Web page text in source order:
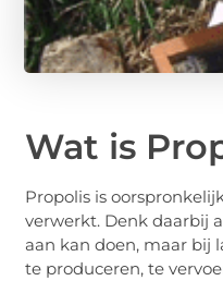
Wat is
Propolis is
verwerkt. Denk daarbij
aan kan doen, maar bij
te produceren, te